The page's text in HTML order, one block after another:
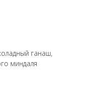
ганаш,
миндаля